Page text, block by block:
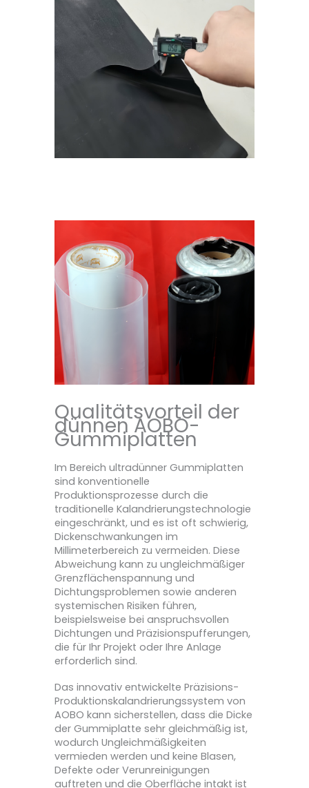
Qualitätsvorteil der
dünnen AOBO-
Gummiplatten
Im Bereich ultradünner Gummiplatten
sind konventionelle
Produktionsprozesse durch die
traditionelle Kalandrierungstechnologie
eingeschränkt, und es ist oft schwierig,
Dickenschwankungen im
Millimeterbereich zu vermeiden. Diese
Abweichung kann zu ungleichmäßiger
Grenzflächenspannung und
Dichtungsproblemen sowie anderen
systemischen Risiken führen,
beispielsweise bei anspruchsvollen
Dichtungen und Präzisionspufferungen,
die für Ihr Projekt oder Ihre Anlage
erforderlich sind.
Das innovativ entwickelte Präzisions-
Produktionskalandrierungssystem von
AOBO kann sicherstellen, dass die Dicke
der Gummiplatte sehr gleichmäßig ist,
wodurch Ungleichmäßigkeiten
vermieden werden und keine Blasen,
Defekte oder Verunreinigungen
auftreten und die Oberfläche intakt ist